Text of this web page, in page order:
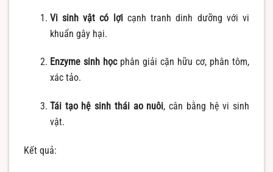
Vi sinh vật có lợicạnh tranh dinh dưỡng với vi
khuẩn gây hại.
Enzyme sinh họcphân giải cặn hữu cơ, phân tôm,
xác tảo.
Tái tạo hệ sinh thái ao nuôi, cân bằng hệ vi sinh
vật.
Kết quả: